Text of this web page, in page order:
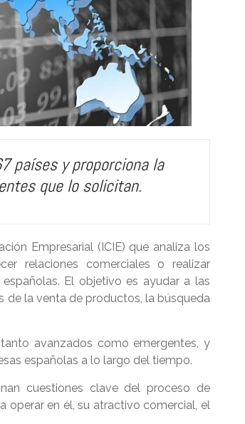
países y proporciona la
que lo solicitan.
Empresarial (ICIE) que analiza los
relaciones comerciales o realizar
El objetivo es ayudar a las
de la venta de productos, la búsqueda
avanzados como emergentes, y
españolas a lo largo del tiempo.
cuestiones clave del proceso de
operar en él, su atractivo comercial, el